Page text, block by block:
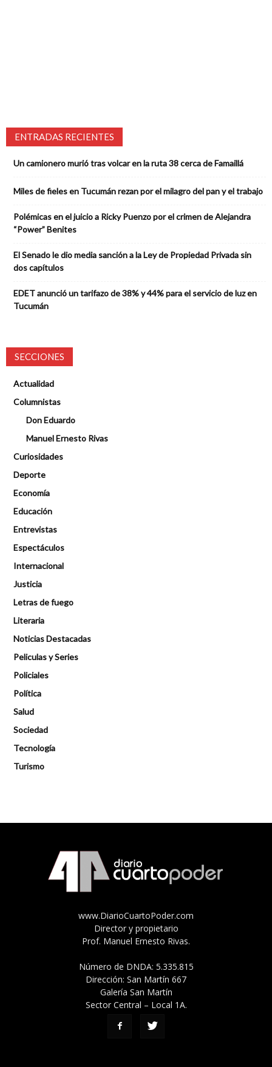
ENTRADAS RECIENTES
Un camionero murió tras volcar en la ruta 38 cerca de Famaillá
Miles de fieles en Tucumán rezan por el milagro del pan y el trabajo
Polémicas en el juicio a Ricky Puenzo por el crimen de Alejandra
“Power” Benites
El Senado le dio media sanción a la Ley de Propiedad Privada sin
dos capítulos
EDET anunció un tarifazo de 38% y 44% para el servicio de luz en
Tucumán
SECCIONES
Actualidad
Columnistas
Don Eduardo
Manuel Ernesto Rivas
Curiosidades
Deporte
Economía
Educación
Entrevistas
Espectáculos
Internacional
Justicia
Letras de fuego
Literaria
Noticias Destacadas
Peliculas y Series
Policiales
Política
Salud
Sociedad
Tecnología
Turismo
www.DiarioCuartoPoder.com
Director y propietario
Prof. Manuel Ernesto Rivas.
Número de DNDA: 5.335.815
Dirección: San Martín 667
Galería San Martín
Sector Central – Local 1A.